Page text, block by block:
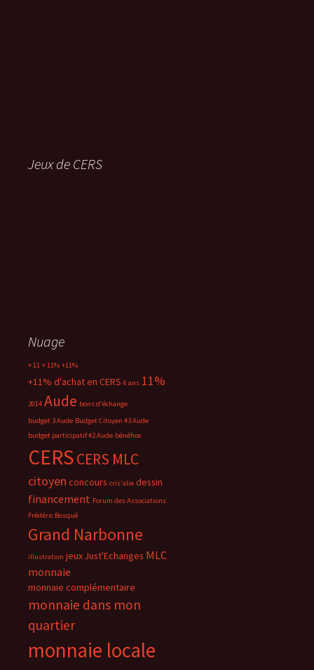
Jeux de CERS
Nuage
+ 11 + 11% +11%
+11% d'achat en CERS 6 ans 11%
2014 Aude bons d'échange
budget 3 Aude Budget Citoyen #3 Aude
budget participatif #2 Aude bénéfice
CERSCERS MLC
citoyen concours cris'alie dessin
financement Forum des Associations
Frédéric Bosqué
Grand Narbonne
illustration jeuxJust'Echanges MLC
monnaie
monnaie complémentaire
monnaie dans mon
quartier
monnaie locale